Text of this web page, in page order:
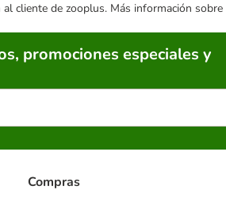
cliente de zooplus. Más información sobre
promociones especiales y
Compras